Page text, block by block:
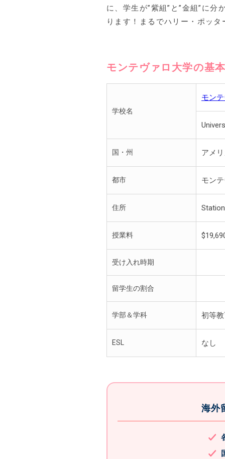
に、学生が”紫組”と”金組”に
ります！まるでハリー・ポッ
モンテヴァロ大学の基
学校名
モン
国・州 アメ
都市 モン
住所
授業料
受け入れ時期
留学生の割合
学部＆学科 初等
ESL なし
海外